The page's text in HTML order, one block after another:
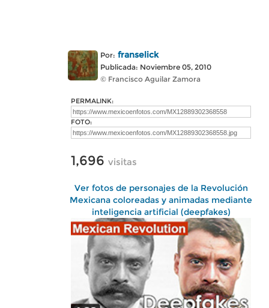
Por: franselick
Publicada: Noviembre 05, 2010
© Francisco Aguilar Zamora
PERMALINK:
FOTO:
1,696 visitas
Ver fotos de personajes de la Revolución
Mexicana coloreadas y animadas mediante
inteligencia artificial (deepfakes)